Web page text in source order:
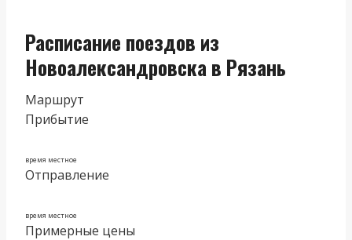
Расписание поездов из
Новоалександровска в Рязань
Маршрут
Прибытие
время местное
Отправление
время местное
Примерные цены